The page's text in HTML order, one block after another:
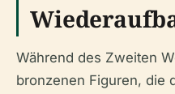
Während des Zweiten
bronzenen Figuren, die